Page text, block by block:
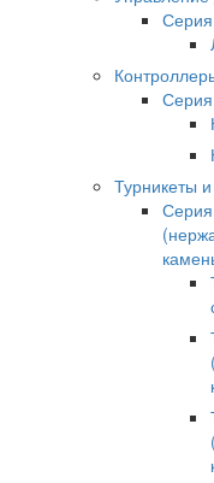
Турникеты
Серия